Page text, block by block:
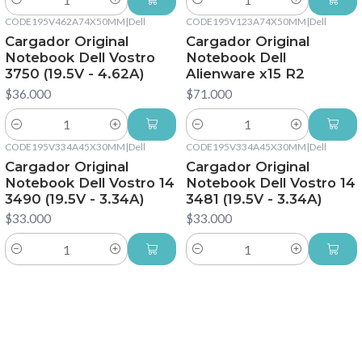
Cantidad Cantidad
CODE195V462A74X50MM |Dell
Cargador Original
Notebook Dell Vostro
3750 (19.5V - 4.62A)
$36.000
Cantidad
CODE195V123A74X50MM |Dell
Cargador Original
Notebook Dell
Alienware x15 R2
$71.000
Cantidad
CODE195V334A45X30MM |Dell
Cargador Original
Notebook Dell Vostro 14
3490 (19.5V - 3.34A)
$33.000
Cantidad
CODE195V334A45X30MM |Dell
Cargador Original
Notebook Dell Vostro 14
3481 (19.5V - 3.34A)
$33.000
Cantidad